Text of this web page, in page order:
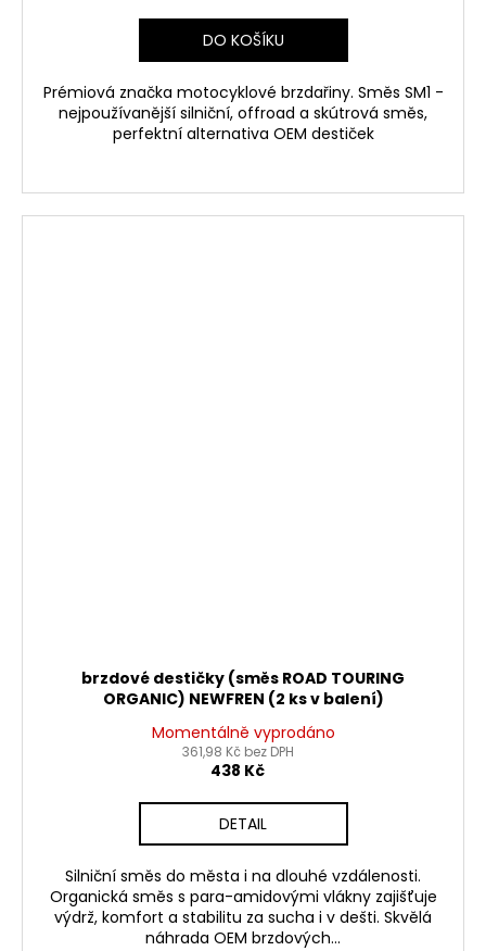
DO KOŠÍKU
Prémiová značka motocyklové brzdařiny. Směs SM1 -
nejpoužívanější silniční, offroad a skútrová směs,
perfektní alternativa OEM destiček
brzdové destičky (směs ROAD TOURING
ORGANIC) NEWFREN (2 ks v balení)
Momentálně vyprodáno
361,98 Kč bez DPH
438 Kč
DETAIL
Silniční směs do města i na dlouhé vzdálenosti.
Organická směs s para-amidovými vlákny zajišťuje
výdrž, komfort a stabilitu za sucha i v dešti. Skvělá
náhrada OEM brzdových...